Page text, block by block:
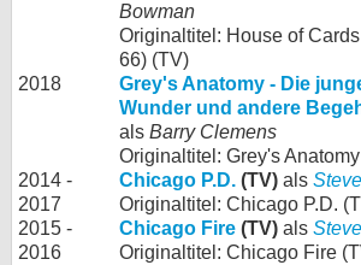
Bowman
Originaltitel: House of
66) (TV)
2018
Grey's Anatomy - Die
Wunder und andere
als Barry Clemens
Originaltitel: Grey's
2014 -
2017
Chicago P.D. (TV) als
Originaltitel: Chicago P.D.
2015 -
2016
Chicago Fire (TV) als
Originaltitel: Chicago Fire